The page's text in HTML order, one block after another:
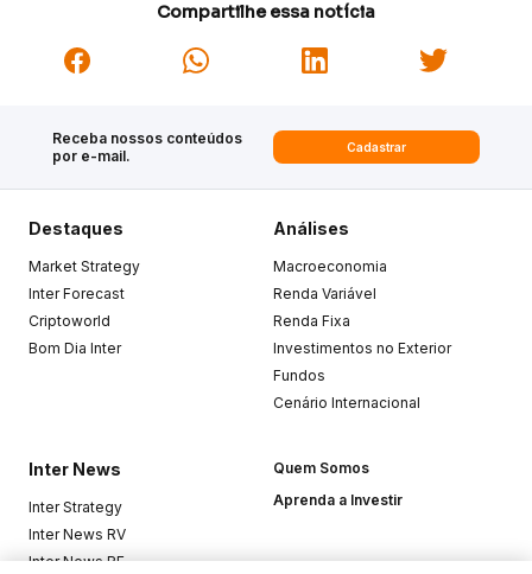
Compartilhe essa notícia
Receba nossos conteúdos
por e-mail.
Cadastrar
Destaques
Market Strategy
Inter Forecast
Criptoworld
Bom Dia Inter
Análises
Macroeconomia
Renda Variável
Renda Fixa
Investimentos no Exterior
Fundos
Cenário Internacional
Inter News
Inter Strategy
Inter News RV
Inter News RF
Quem Somos
Aprenda a Investir